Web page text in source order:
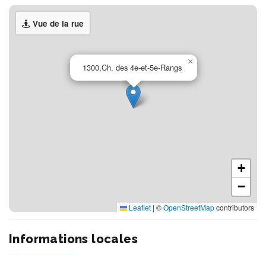
Vue de la rue
1300,Ch. des 4e-et-5e-Rangs
×
+
−
Leaflet | ©OpenStreetMapcontributors
Informations locales